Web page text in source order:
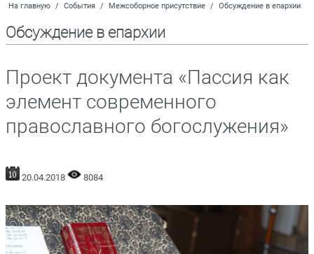
На главную / События / Межсоборное присутствие / Обсуждение в епархии
Обсуждение в епархии
Проект документа «Пассия как
элемент современного
православного богослужения»
20.04.2018 8084